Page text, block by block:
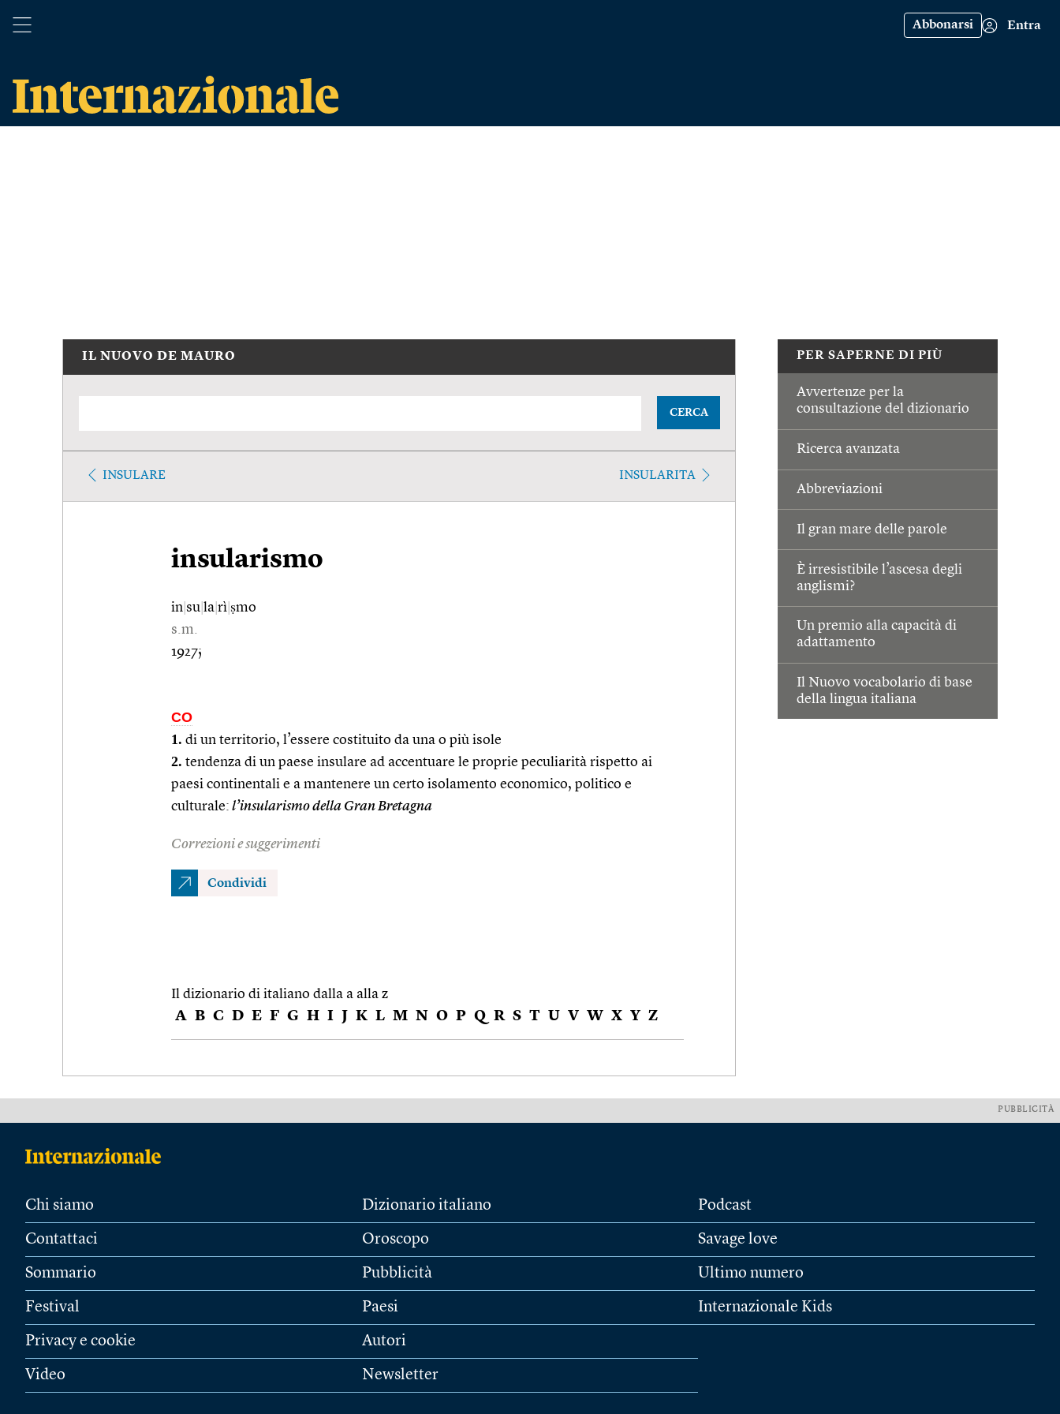
Abbonarsi Entra
PER SAPERNE DI PIÙ
Avvertenze per la
consultazione del dizionario
Ricerca avanzata
Abbreviazioni
Il gran mare delle parole
È irresistibile l’ascesa degli
anglismi?
Un premio alla capacità di
adattamento
Il Nuovo vocabolario di base
della lingua italiana
IL NUOVO DE MAURO
CERCA
INSULARE INSULARITA
insularismo
in su la rì ṣmo
s.m.
1927;
CO
1. di un territorio, l’essere costituito da una o più isole
2. tendenza di un paese insulare ad accentuare le proprie peculiarità rispetto ai
paesi continentali e a mantenere un certo isolamento economico, politico e
culturale: l’insularismo della Gran Bretagna
Correzioni e suggerimenti
Condividi
Il dizionario di italiano dalla a alla z
A B C D E F G H I J K L M N O P Q R S T U V W X Y Z
PUBBLICITÀ
Chi siamo
Contattaci
Sommario
Festival
Privacy e cookie
Video
Dizionario italiano
Oroscopo
Pubblicità
Paesi
Autori
Newsletter
Podcast
Savage love
Ultimo numero
Internazionale Kids